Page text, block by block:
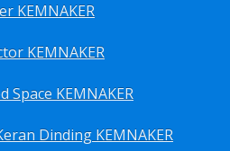
KEMNAKER
KEMNAKER
Space KEMNAKER
Dinding KEMNAKER